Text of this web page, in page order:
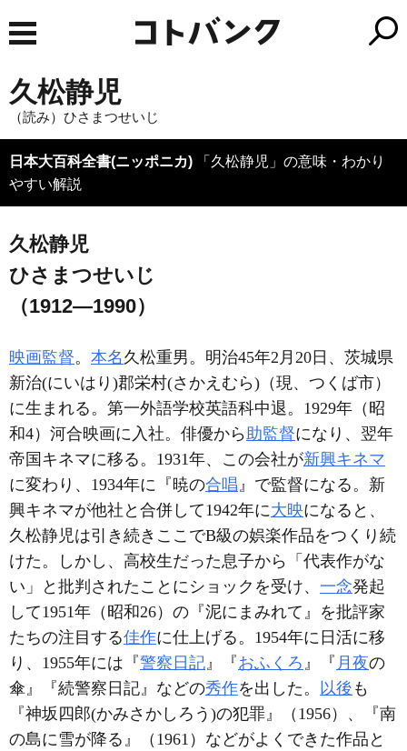
久松静児
（読み）ひさまつせいじ
日本大百科全書(ニッポニカ) 「久松静児」の意味・わかり
やすい解説
久松静児
ひさまつせいじ
（1912―1990）
映画監督。 本名 久松重男。明治45年2月20日、茨城県
新治(にいはり)郡栄村(さかえむら)（現、つくば市）
に生まれる。第一外語学校英語科中退。1929年（昭
和4）河合映画に入社。俳優から助監督になり、翌年
帝国キネマに移る。1931年、この会社が新興キネマ
に変わり、1934年に『暁の合唱』で監督になる。新
興キネマが他社と合併して1942年に大映になると、
久松静児は引き続きここでB級の娯楽作品をつくり続
けた。しかし、高校生だった息子から「代表作がな
い」と批判されたことにショックを受け、 一念発起
して1951年（昭和26）の『泥にまみれて』を批評家
たちの注目する佳作に仕上げる。1954年に日活に移
り、1955年には『警察日記』『おふくろ 』『 月夜の
傘』『続警察日記』などの秀作を出した。 以後 も
『神坂四郎(かみさかしろう)の犯罪』（1956）、『南
の島に雪が降る』（1961）などがよくできた作品と